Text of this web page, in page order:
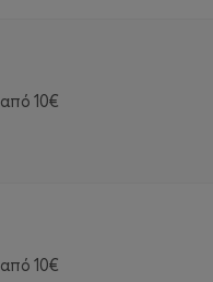
από 10€
από 10€